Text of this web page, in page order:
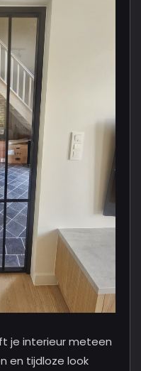
je interieur meteen
en tijdloze look